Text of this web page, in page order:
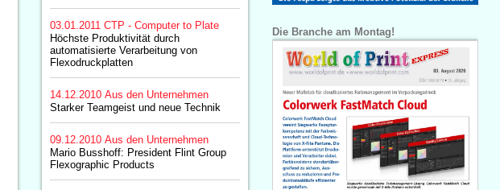
03.01.2011 CTP - Computer to Plate
Höchste Produktivität durch
automatisierte Verarbeitung von
Flexodruckplatten
14.12.2010 Aus den Unternehmen
Starker Teamgeist und neue Technik
09.12.2010 Aus den Unternehmen
Mario Busshoff: President Flint Group
Flexographic Products
Die Branche am Montag!